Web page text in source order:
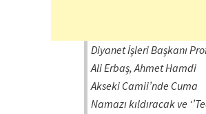
Diyanet İşleri Başkanı
Ali Erbaş, Ahmet Hamdi
Akseki Camii’nde Cuma
Namazı kıldıracak ve